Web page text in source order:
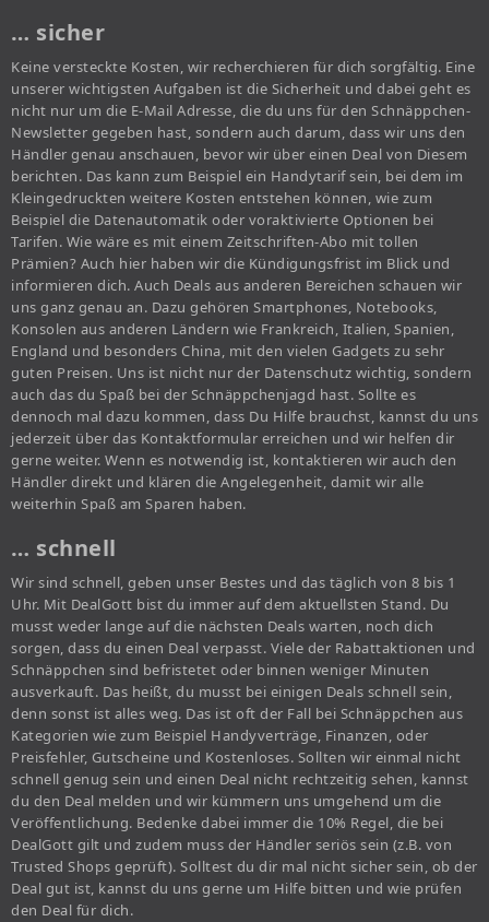
… sicher
Keine versteckte Kosten, wir recherchieren für dich sorgfältig. Eine
unserer wichtigsten Aufgaben ist die Sicherheit und dabei geht es
nicht nur um die E-Mail Adresse, die du uns für den Schnäppchen-
Newsletter gegeben hast, sondern auch darum, dass wir uns den
Händler genau anschauen, bevor wir über einen Deal von Diesem
berichten. Das kann zum Beispiel ein Handytarif sein, bei dem im
Kleingedruckten weitere Kosten entstehen können, wie zum
Beispiel die Datenautomatik oder voraktivierte Optionen bei
Tarifen. Wie wäre es mit einem Zeitschriften-Abo mit tollen
Prämien? Auch hier haben wir die Kündigungsfrist im Blick und
informieren dich. Auch Deals aus anderen Bereichen schauen wir
uns ganz genau an. Dazu gehören Smartphones, Notebooks,
Konsolen aus anderen Ländern wie Frankreich, Italien, Spanien,
England und besonders China, mit den vielen Gadgets zu sehr
guten Preisen. Uns ist nicht nur der Datenschutz wichtig, sondern
auch das du Spaß bei der Schnäppchenjagd hast. Sollte es
dennoch mal dazu kommen, dass Du Hilfe brauchst, kannst du uns
jederzeit über das Kontaktformular erreichen und wir helfen dir
gerne weiter. Wenn es notwendig ist, kontaktieren wir auch den
Händler direkt und klären die Angelegenheit, damit wir alle
weiterhin Spaß am Sparen haben.
… schnell
Wir sind schnell, geben unser Bestes und das täglich von 8 bis 1
Uhr. Mit DealGott bist du immer auf dem aktuellsten Stand. Du
musst weder lange auf die nächsten Deals warten, noch dich
sorgen, dass du einen Deal verpasst. Viele der Rabattaktionen und
Schnäppchen sind befristetet oder binnen weniger Minuten
ausverkauft. Das heißt, du musst bei einigen Deals schnell sein,
denn sonst ist alles weg. Das ist oft der Fall bei Schnäppchen aus
Kategorien wie zum Beispiel Handyverträge, Finanzen, oder
Preisfehler, Gutscheine und Kostenloses. Sollten wir einmal nicht
schnell genug sein und einen Deal nicht rechtzeitig sehen, kannst
du den Deal melden und wir kümmern uns umgehend um die
Veröffentlichung. Bedenke dabei immer die 10% Regel, die bei
DealGott gilt und zudem muss der Händler seriös sein (z.B. von
Trusted Shops geprüft). Solltest du dir mal nicht sicher sein, ob der
Deal gut ist, kannst du uns gerne um Hilfe bitten und wie prüfen
den Deal für dich.